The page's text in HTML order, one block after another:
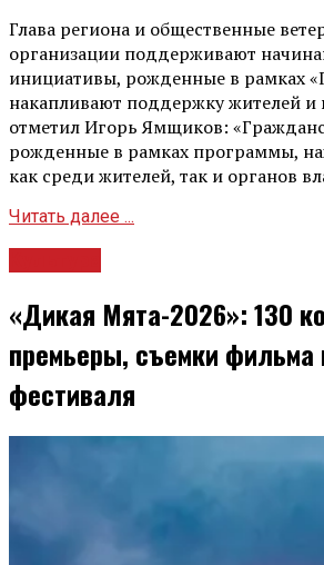
Глава региона и общественные
организации поддерживают
инициативы, рожденные в рамках
накапливают поддержку жителей и
отметил Игорь Ямщиков:
рожденные в рамках программы,
как среди жителей, так и органов
Читать далее ...
«Дикая Мята-2026»: 130
премьеры, съемки фильма
фестиваля